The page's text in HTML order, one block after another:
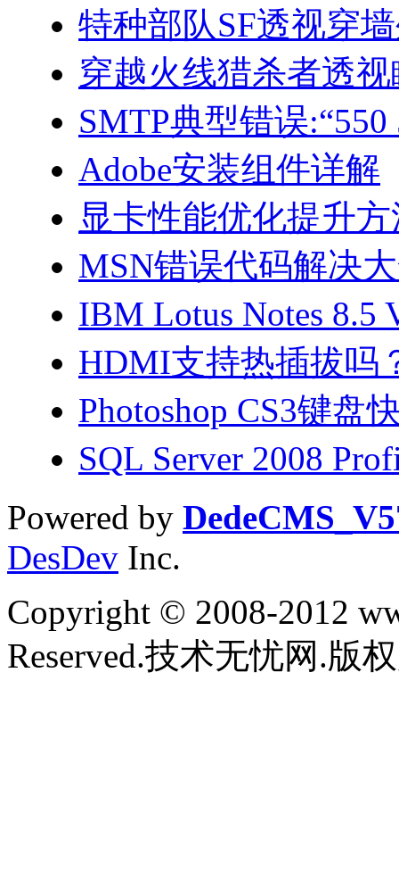
特种部队SF透视穿
穿越火线猎杀者透
SMTP典型错误:“550
Adobe安装组件详解
显卡性能优化提升
MSN错误代码解决
IBM Lotus Notes 8.5
HDMI支持热插拔吗
Photoshop CS3键盘
SQL Server 2008
Powered by
DesDev Inc.
Copyright © 2008-2012
Reserved.技术无忧网.版